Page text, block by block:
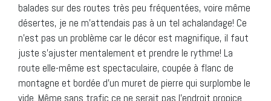
balades sur des routes très peu fréquentées, voire même
désertes, je ne m’attendais pas à un tel achalandage! Ce
n’est pas un problème car le décor est magnifique, il faut
juste s’ajuster mentalement et prendre le rythme! La
route elle-même est spectaculaire, coupée à flanc de
montagne et bordée d’un muret de pierre qui surplombe le
vide. Même sans trafic ce ne serait pas l’endroit propice